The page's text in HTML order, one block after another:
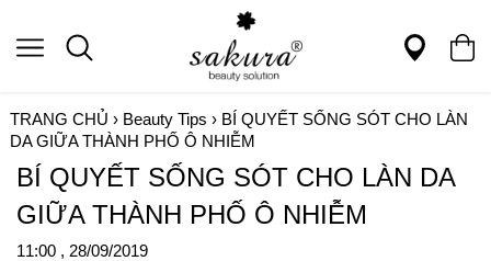
TRANG CHỦ › Beauty Tips › BÍ QUYẾT SỐNG SÓT CHO LÀN
DA GIỮA THÀNH PHỐ Ô NHIỄM
BÍ QUYẾT SỐNG SÓT CHO LÀN DA
GIỮA THÀNH PHỐ Ô NHIỄM
11:00 , 28/09/2019